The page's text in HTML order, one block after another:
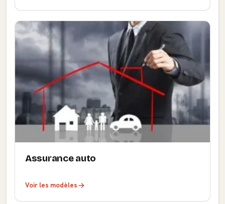
Assurance auto
Voir les modèles